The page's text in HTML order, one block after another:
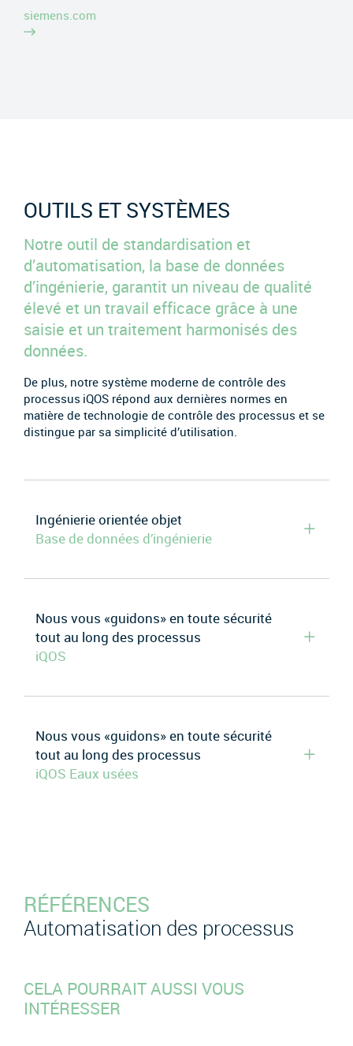
siemens.com
OUTILS ET SYSTÈMES
Notre outil de standardisation et
d’automatisation, la base de données
d’ingénierie, garantit un niveau de qualité
élevé et un travail efficace grâce à une
saisie et un traitement harmonisés des
données.
De plus, notre système moderne de contrôle des
processus iQOS répond aux dernières normes en
matière de technologie de contrôle des processus et se
distingue par sa simplicité d’utilisation.
Ingénierie orientée objet
Base de données d’ingénierie
Nous vous «guidons» en toute sécurité
tout au long des processus
iQOS
Nous vous «guidons» en toute sécurité
tout au long des processus
iQOS Eaux usées
RÉFÉRENCES
Automatisation des processus
CELA POURRAIT AUSSI VOUS
INTÉRESSER